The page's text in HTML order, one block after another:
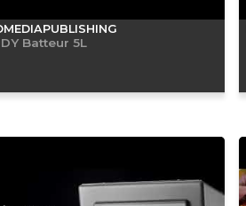
Batteur 5L